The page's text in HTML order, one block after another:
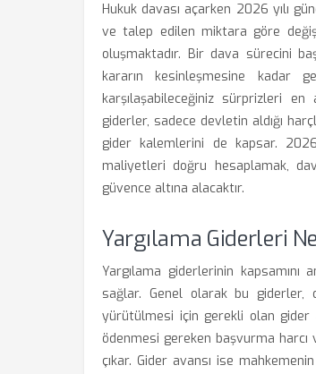
Hukuk davası açarken 2026 yılı
ve talep edilen miktara göre
oluşmaktadır. Bir dava sürecini
kararın kesinleşmesine kadar
karşılaşabileceğiniz sürprizleri
giderler, sadece devletin aldığı
gider kalemlerini de kapsar.
maliyetleri doğru hesaplamak,
güvence altına alacaktır.
Yargılama Giderleri
Yargılama giderlerinin
sağlar. Genel olarak bu giderler,
yürütülmesi için gerekli olan gider
ödenmesi gereken başvurma harcı
çıkar. Gider avansı ise